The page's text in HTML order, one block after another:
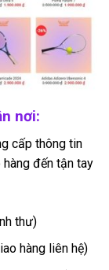
nơi:
cấp thông tin
đến tận tay
thư)
hàng liên hệ)